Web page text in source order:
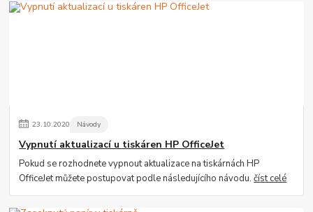
23.10.2020 Návody
Vypnutí aktualizací u tiskáren HP OfficeJet
Pokud se rozhodnete vypnout aktualizace na tiskárnách HP
OfficeJet můžete postupovat podle následujícího návodu.číst celé